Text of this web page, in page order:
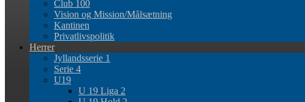
Club 100
Vision og Mission/Målsætning
Kantinen
Privatlivspolitik
Herrer
Jyllandsserie 1
Serie 4
U19
U 19 Liga 2